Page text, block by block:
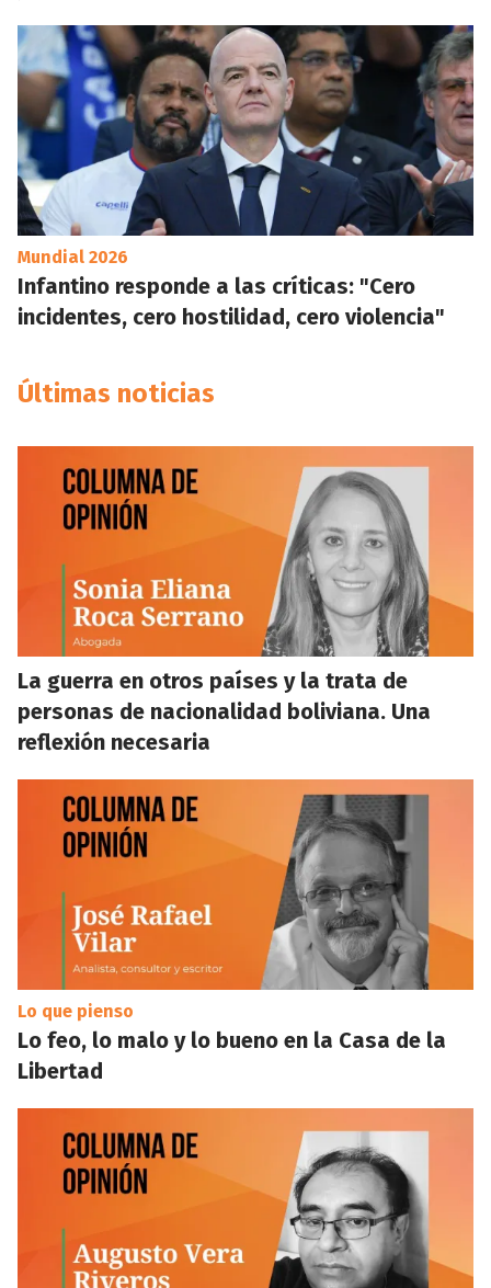
Mundial 2026
Infantino responde a las críticas: "Cero
incidentes, cero hostilidad, cero violencia"
Últimas noticias
La guerra en otros países y la trata de
personas de nacionalidad boliviana. Una
reflexión necesaria
Lo que pienso
Lo feo, lo malo y lo bueno en la Casa de la
Libertad